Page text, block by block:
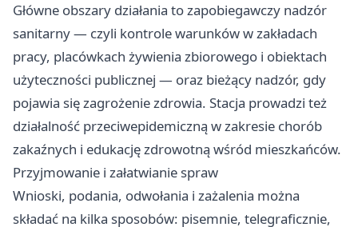
Główne obszary działania to zapobiegawczy nadzór
sanitarny — czyli kontrole warunków w zakładach
pracy, placówkach żywienia zbiorowego i obiektach
użyteczności publicznej — oraz bieżący nadzór, gdy
pojawia się zagrożenie zdrowia. Stacja prowadzi też
działalność przeciwepidemiczną w zakresie chorób
zakaźnych i edukację zdrowotną wśród mieszkańców.
Przyjmowanie i załatwianie spraw
Wnioski, podania, odwołania i zażalenia można
składać na kilka sposobów: pisemnie, telegraficznie,